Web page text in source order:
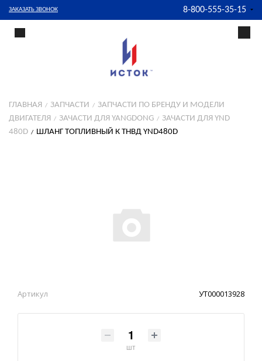
ЗАКАЗАТЬ ЗВОНОК 8-800-555-35-15
ГЛАВНАЯ ЗАПЧАСТИ
ЗАПЧАСТИ ПО БРЕНДУ И МОДЕЛИ
ДВИГАТЕЛЯ
ЗАЧАСТИ ДЛЯ YANGDONG
ЗАЧАСТИ ДЛЯ YND
480D
ШЛАНГ ТОПЛИВНЫЙ К ТНВД YND480D
Артикул УТ000013928
шт